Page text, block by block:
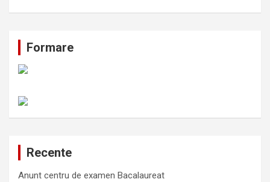
Formare
Recente
Anunt centru de examen Bacalaureat